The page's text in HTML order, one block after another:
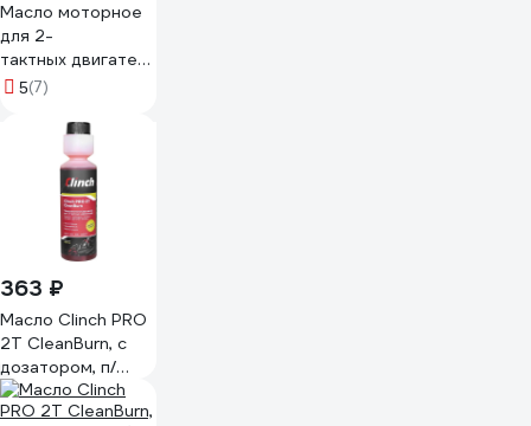
Масло моторное
для 2-
тактных двигателей полусинтетическое API TC
Evoline
5(7)
363 ₽
Масло Clinch PRO
2Т CleanBurn, с
дозатором, п/
синт., флакон 250
мл 37000